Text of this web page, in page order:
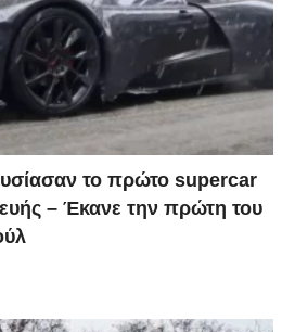
το πρώτο supercar
– Έκανε την πρώτη του